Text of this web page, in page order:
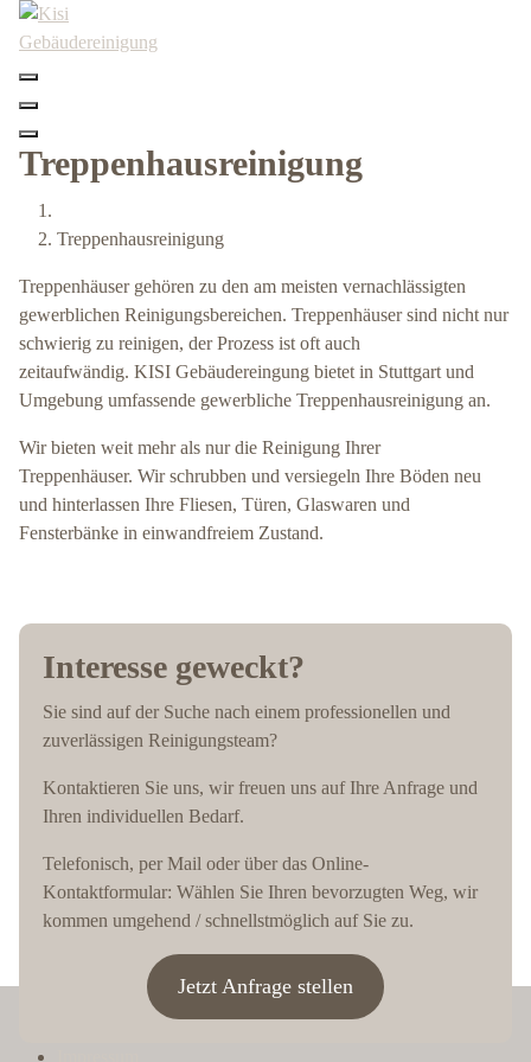
Skip
content
Treppenhausreinigung
Treppenhausreinigung
Treppenhäuser gehören zu den am meisten vernachlässigten
gewerblichen Reinigungsbereichen. Treppenhäuser sind nicht nur
schwierig zu reinigen, der Prozess ist oft auch
zeitaufwändig. KISI Gebäudereingung bietet in Stuttgart und
Umgebung umfassende gewerbliche Treppenhausreinigung an.
Wir bieten weit mehr als nur die Reinigung Ihrer
Treppenhäuser. Wir schrubben und versiegeln Ihre Böden neu
und hinterlassen Ihre Fliesen, Türen, Glaswaren und
Fensterbänke in einwandfreiem Zustand.
Interesse geweckt?
Sie sind auf der Suche nach einem professionellen und
zuverlässigen Reinigungsteam?
Kontaktieren Sie uns, wir freuen uns auf Ihre Anfrage und
Ihren individuellen Bedarf.
Telefonisch, per Mail oder über das Online-
Kontaktformular: Wählen Sie Ihren bevorzugten Weg, wir
kommen umgehend / schnellstmöglich auf Sie zu.
Jetzt Anfrage stellen